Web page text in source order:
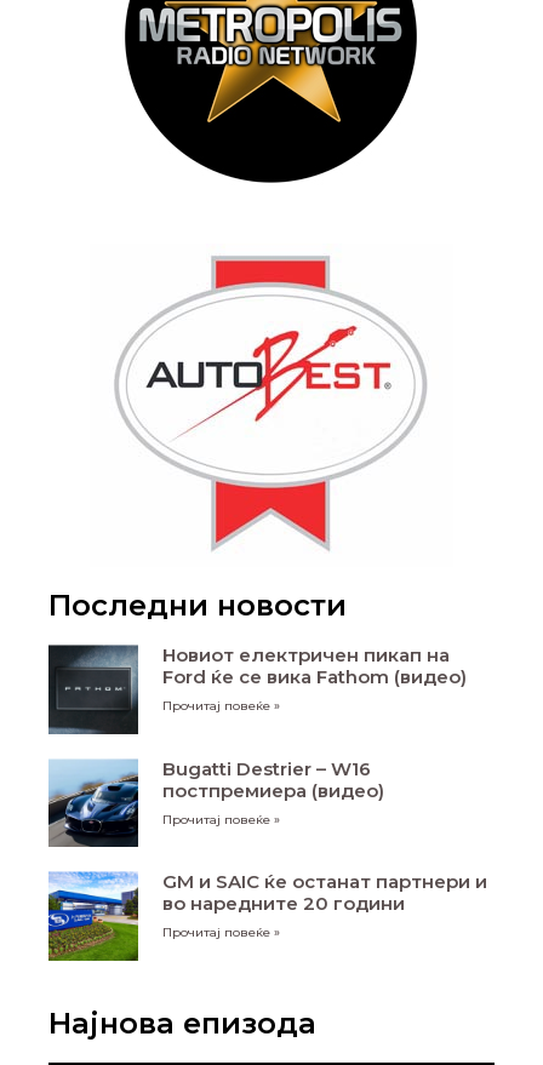
Последни новости
Новиот електричен пикап на
Ford ќе се вика Fathom (видео)
Прочитај повеќе »
Bugatti Destrier – W16
постпремиера (видео)
Прочитај повеќе »
GM и SAIC ќе останат партнери и
во наредните 20 години
Прочитај повеќе »
Најнова епизода